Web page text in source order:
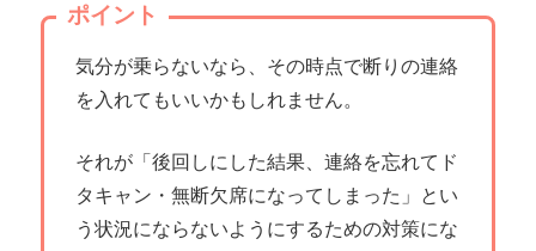
ポイント
気分が乗らないなら、その時点で断りの連絡
を入れてもいいかもしれません。
それが「後回しにした結果、連絡を忘れてド
タキャン・無断欠席になってしまった」とい
う状況にならないようにするための対策にな